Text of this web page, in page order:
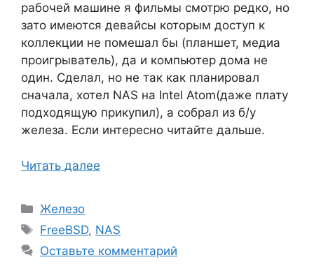
рабочей машине я фильмы смотрю редко, но
зато имеются девайсы которым доступ к
коллекции не помешал бы (планшет, медиа
проигрыватель), да и компьютер дома не
один. Сделал, но не так как планировал
сначала, хотел NAS на Intel Atom(даже плату
подходящую прикупил), а собрал из б/у
железа. Если интересно читайте дальше.
Читать далее
Рубрики
Железо
Метки
FreeBSD, NAS
Оставьте комментарий